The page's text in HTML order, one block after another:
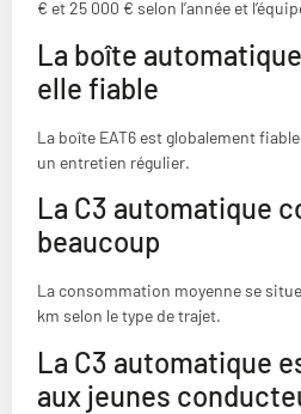
€ et 25 000 € selon l’année et
La boîte
elle fiable
La boîte EAT6 est globalement
un entretien régulier.
La C3 automatique
beaucoup
La consommation moyenne se
km selon le type de trajet.
La C3 automatique
aux jeunes